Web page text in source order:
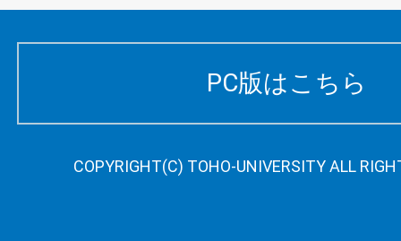
PC版はこちら
COPYRIGHT(C) TOHO-UNIVERSITY ALL